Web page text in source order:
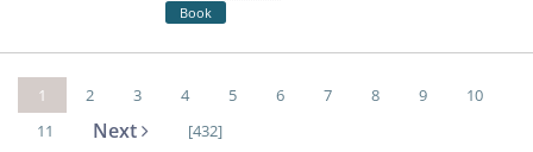
Book
1 2 3 4 5 6 7 8 9
10
11
Next [432]